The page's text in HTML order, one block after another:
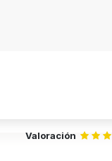
Valoración